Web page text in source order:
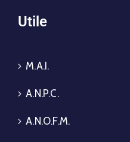
Utile
M.A.I.
A.N.P.C.
A.N.O.F.M.